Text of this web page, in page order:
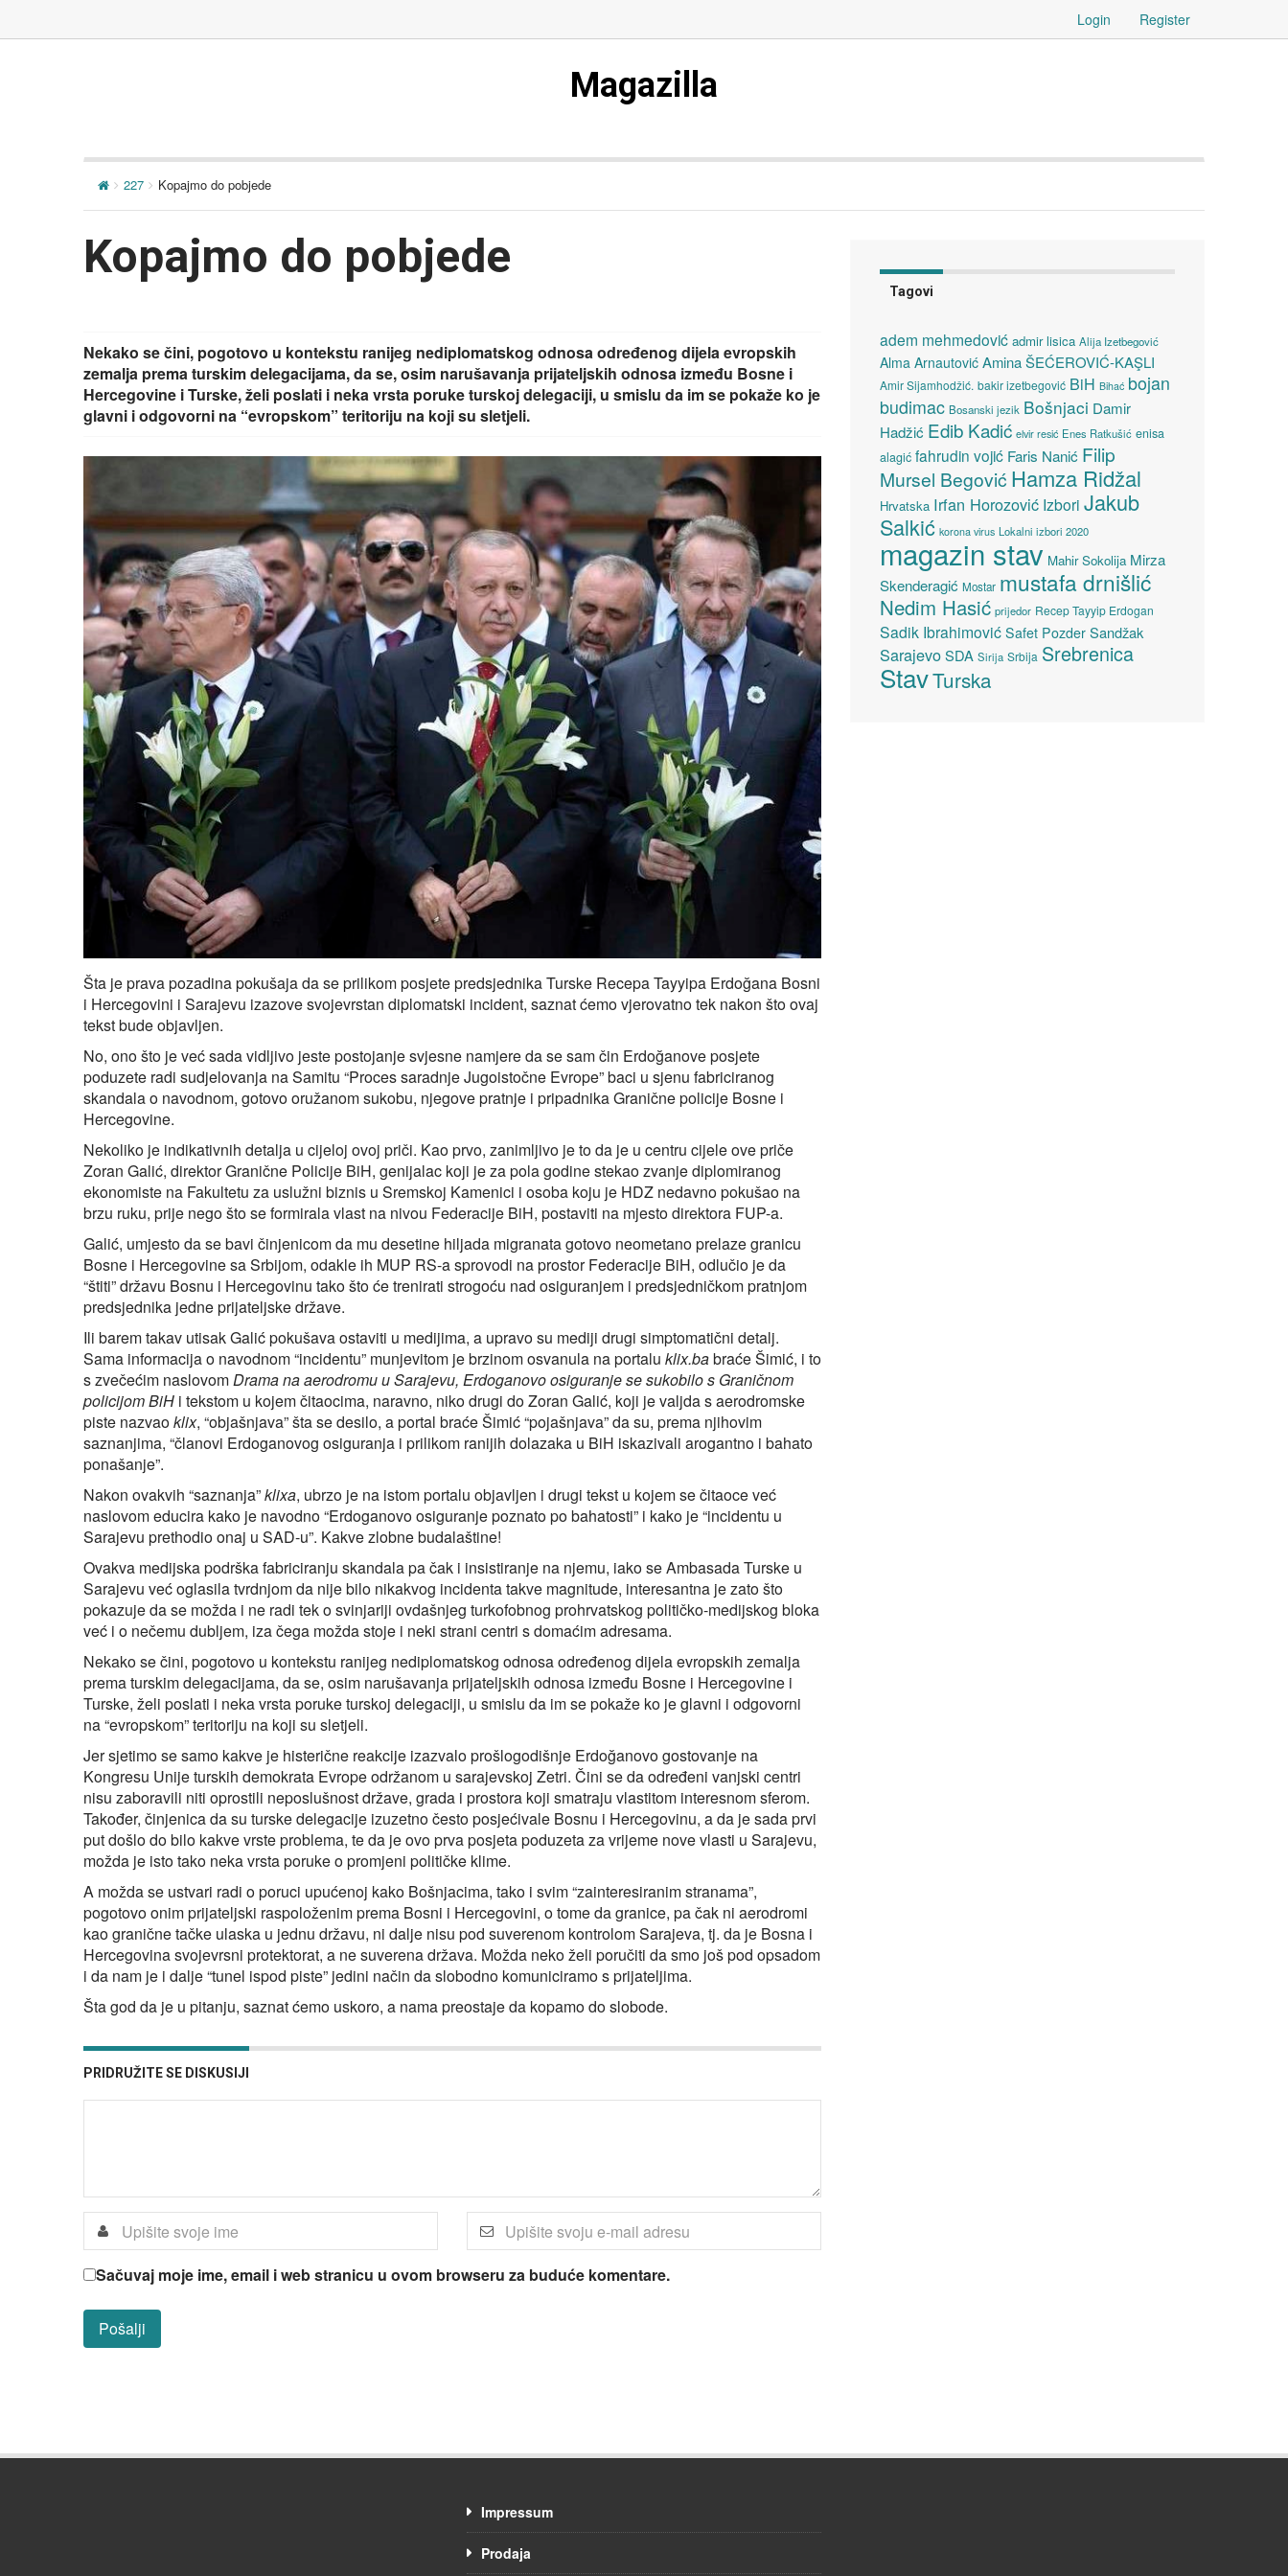
Login Register
Magazilla
227 Kopajmo do pobjede
Kopajmo do pobjede
Nekako se čini, pogotovo u kontekstu ranijeg nediplomatskog odnosa određenog dijela evropskih
zemalja prema turskim delegacijama, da se, osim narušavanja prijateljskih odnosa između Bosne i
Hercegovine i Turske, želi poslati i neka vrsta poruke turskoj delegaciji, u smislu da im se pokaže ko je
glavni i odgovorni na “evropskom” teritoriju na koji su sletjeli.
Šta je prava pozadina pokušaja da se prilikom posjete predsjednika Turske Recepa Tayyipa Erdoğana Bosni
i Hercegovini i Sarajevu izazove svojevrstan diplomatski incident, saznat ćemo vjerovatno tek nakon što ovaj
tekst bude objavljen.
No, ono što je već sada vidljivo jeste postojanje svjesne namjere da se sam čin Erdoğanove posjete
poduzete radi sudjelovanja na Samitu “Proces saradnje Jugoistočne Evrope” baci u sjenu fabriciranog
skandala o navodnom, gotovo oružanom sukobu, njegove pratnje i pripadnika Granične policije Bosne i
Hercegovine.
Nekoliko je indikativnih detalja u cijeloj ovoj priči. Kao prvo, zanimljivo je to da je u centru cijele ove priče
Zoran Galić, direktor Granične Policije BiH, genijalac koji je za pola godine stekao zvanje diplomiranog
ekonomiste na Fakultetu za uslužni biznis u Sremskoj Kamenici i osoba koju je HDZ nedavno pokušao na
brzu ruku, prije nego što se formirala vlast na nivou Federacije BiH, postaviti na mjesto direktora FUP-a.
Galić, umjesto da se bavi činjenicom da mu desetine hiljada migranata gotovo neometano prelaze granicu
Bosne i Hercegovine sa Srbijom, odakle ih MUP RS-a sprovodi na prostor Federacije BiH, odlučio je da
“štiti” državu Bosnu i Hercegovinu tako što će trenirati strogoću nad osiguranjem i predsjedničkom pratnjom
predsjednika jedne prijateljske države.
Ili barem takav utisak Galić pokušava ostaviti u medijima, a upravo su mediji drugi simptomatični detalj.
Sama informacija o navodnom “incidentu” munjevitom je brzinom osvanula na portalu klix.babraće Šimić, i to
s zvečećim naslovomDrama na aerodromu u Sarajevu, Erdoganovo osiguranje se sukobilo s Graničnom
policijom BiH i tekstom u kojem čitaocima, naravno, niko drugi do Zoran Galić, koji je valjda s aerodromske
piste nazvaoklix, “objašnjava” šta se desilo, a portal braće Šimić “pojašnjava” da su, prema njihovim
saznanjima, “članovi Erdoganovog osiguranja i prilikom ranijih dolazaka u BiH iskazivali arogantno i bahato
ponašanje”.
Nakon ovakvih “saznanja”klixa, ubrzo je na istom portalu objavljen i drugi tekst u kojem se čitaoce već
naslovom educira kako je navodno “Erdoganovo osiguranje poznato po bahatosti” i kako je “incidentu u
Sarajevu prethodio onaj u SAD-u”. Kakve zlobne budalaštine!
Ovakva medijska podrška fabriciranju skandala pa čak i insistiranje na njemu, iako se Ambasada Turske u
Sarajevu već oglasila tvrdnjom da nije bilo nikakvog incidenta takve magnitude, interesantna je zato što
pokazuje da se možda i ne radi tek o svinjariji ovdašnjeg turkofobnog prohrvatskog političko-medijskog bloka
već i o nečemu dubljem, iza čega možda stoje i neki strani centri s domaćim adresama.
Nekako se čini, pogotovo u kontekstu ranijeg nediplomatskog odnosa određenog dijela evropskih zemalja
prema turskim delegacijama, da se, osim narušavanja prijateljskih odnosa između Bosne i Hercegovine i
Turske, želi poslati i neka vrsta poruke turskoj delegaciji, u smislu da im se pokaže ko je glavni i odgovorni
na “evropskom” teritoriju na koji su sletjeli.
Jer sjetimo se samo kakve je histerične reakcije izazvalo prošlogodišnje Erdoğanovo gostovanje na
Kongresu Unije turskih demokrata Evrope održanom u sarajevskoj Zetri. Čini se da određeni vanjski centri
nisu zaboravili niti oprostili neposlušnost države, grada i prostora koji smatraju vlastitom interesnom sferom.
Također, činjenica da su turske delegacije izuzetno često posjećivale Bosnu i Hercegovinu, a da je sada prvi
put došlo do bilo kakve vrste problema, te da je ovo prva posjeta poduzeta za vrijeme nove vlasti u Sarajevu,
možda je isto tako neka vrsta poruke o promjeni političke klime.
A možda se ustvari radi o poruci upućenoj kako Bošnjacima, tako i svim “zainteresiranim stranama”,
pogotovo onim prijateljski raspoloženim prema Bosni i Hercegovini, o tome da granice, pa čak ni aerodromi
kao granične tačke ulaska u jednu državu, ni dalje nisu pod suverenom kontrolom Sarajeva, tj. da je Bosna i
Hercegovina svojevrsni protektorat, a ne suverena država. Možda neko želi poručiti da smo još pod opsadom
i da nam je i dalje “tunel ispod piste” jedini način da slobodno komuniciramo s prijateljima.
Šta god da je u pitanju, saznat ćemo uskoro, a nama preostaje da kopamo do slobode.
PRIDRUŽITE SE DISKUSIJI
Sačuvaj moje ime, email i web stranicu u ovom browseru za buduće komentare.
Tagovi
adem mehmedović admir lisica Alija Izetbegović
Alma Arnautović Amina ŠEĆEROVIĆ-KAŞLI
Amir Sijamhodžić. bakir izetbegović BiH Bihać bojan
budimac Bosanski jezik Bošnjaci Damir
Hadžić Edib Kadić elvir resić Enes Ratkušić enisa
alagić fahrudin vojić Faris Nanić Filip
Mursel Begović Hamza Ridžal
Hrvatska Irfan Horozović Izbori Jakub
Salkić korona virus Lokalni izbori 2020
magazin stav Mahir Sokolija Mirza
Skenderagić Mostar mustafa drnišlić
Nedim Hasić prijedor Recep Tayyip Erdogan
Sadik Ibrahimović Safet Pozder Sandžak
SarajevoSDA Sirija Srbija Srebrenica
StavTurska
Impressum
Prodaja